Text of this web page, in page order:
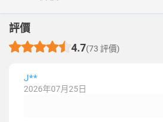
評價
4.7(73 評價)
J**
2026年07月25日